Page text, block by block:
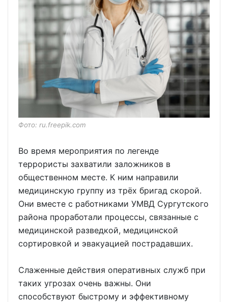
Фото: ru.freepik.com
Во время мероприятия по легенде
террористы захватили заложников в
общественном месте. К ним направили
медицинскую группу из трёх бригад скорой.
Они вместе с работниками УМВД Сургутского
района проработали процессы, связанные с
медицинской разведкой, медицинской
сортировкой и эвакуацией пострадавших.
Слаженные действия оперативных служб при
таких угрозах очень важны. Они
способствуют быстрому и эффективному